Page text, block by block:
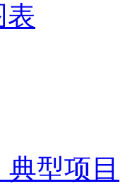
表
型项目